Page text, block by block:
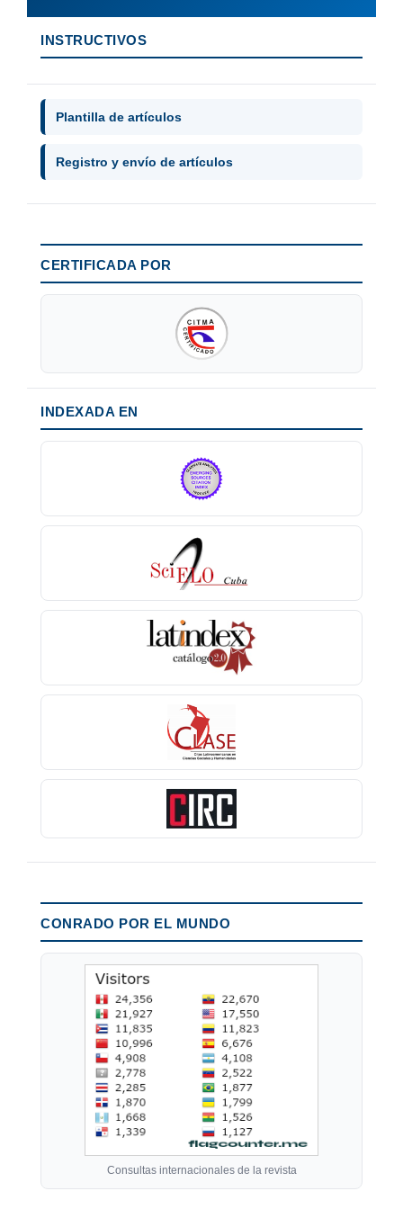
INSTRUCTIVOS
Plantilla de artículos
Registro y envío de artículos
CERTIFICADA POR
INDEXADA EN
CONRADO POR EL MUNDO
Consultas internacionales de la revista